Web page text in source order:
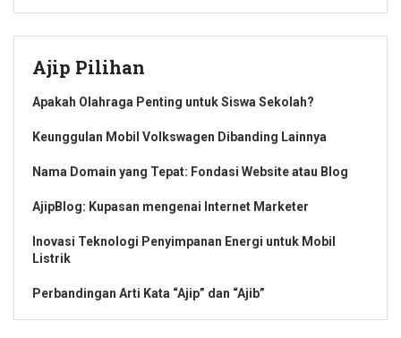
Ajip Pilihan
Apakah Olahraga Penting untuk Siswa Sekolah?
Keunggulan Mobil Volkswagen Dibanding Lainnya
Nama Domain yang Tepat: Fondasi Website atau Blog
AjipBlog: Kupasan mengenai Internet Marketer
Inovasi Teknologi Penyimpanan Energi untuk Mobil
Listrik
Perbandingan Arti Kata “Ajip” dan “Ajib”